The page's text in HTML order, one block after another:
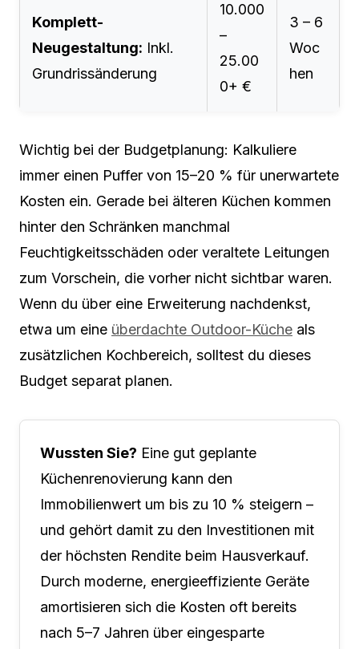
Komplett-
Neugestaltung: Inkl.
Grundrissänderung
10.000
–
25.00
0+ €
3 – 6
Woc
hen
Wichtig bei der Budgetplanung: Kalkuliere
immer einen Puffer von 15–20 % für unerwartete
Kosten ein. Gerade bei älteren Küchen kommen
hinter den Schränken manchmal
Feuchtigkeitsschäden oder veraltete Leitungen
zum Vorschein, die vorher nicht sichtbar waren.
Wenn du über eine Erweiterung nachdenkst,
etwa um eine überdachte Outdoor-Küche als
zusätzlichen Kochbereich, solltest du dieses
Budget separat planen.
Wussten Sie? Eine gut geplante
Küchenrenovierung kann den
Immobilienwert um bis zu 10 % steigern –
und gehört damit zu den Investitionen mit
der höchsten Rendite beim Hausverkauf.
Durch moderne, energieeffiziente Geräte
amortisieren sich die Kosten oft bereits
nach 5–7 Jahren über eingesparte